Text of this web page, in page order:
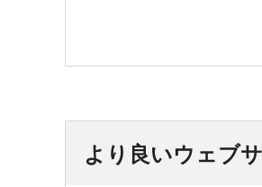
より良いウェブ